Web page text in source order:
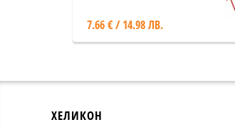
7.66 € / 14.98 ЛВ.
ХЕЛИКОН